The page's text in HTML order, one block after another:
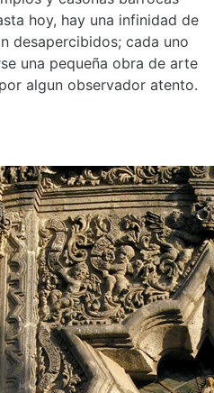
hoy, hay una infinidad de
desapercibidos; cada uno
una pequeña obra de arte
algun observador atento.